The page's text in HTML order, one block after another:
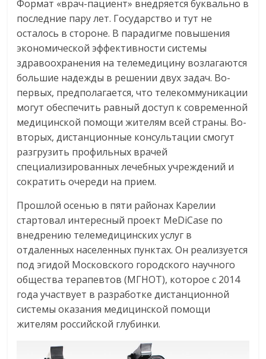
Формат «врач-пациент» внедряется буквально в
последние пару лет. Государство и тут не
осталось в стороне. В парадигме повышения
экономической эффективности системы
здравоохранения на телемедицину возлагаются
большие надежды в решении двух задач. Во-
первых, предполагается, что телекоммуникации
могут обеспечить равный доступ к современной
медицинской помощи жителям всей страны. Во-
вторых, дистанционные консультации смогут
разгрузить профильных врачей
специализированных лечебных учреждений и
сократить очереди на прием.
Прошлой осенью в пяти районах Карелии
стартовал интересный проект MeDiCase по
внедрению телемедицинских услуг в
отдаленных населенных пунктах. Он реализуется
под эгидой Московского городского научного
общества терапевтов (МГНОТ), которое с 2014
года участвует в разработке дистанционной
системы оказания медицинской помощи
жителям российской глубинки.